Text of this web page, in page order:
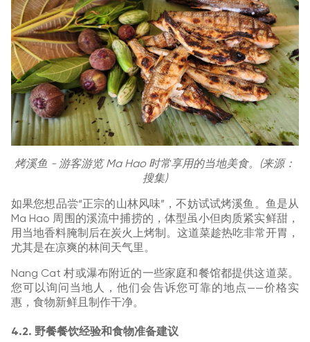
烤溪鱼 - 游客游览 Ma Hao 时常享用的当地美食。(来源：
搜集)
如果您想品尝“正宗的山林风味”，不妨试试烤溪鱼。鱼是从
Ma Hao 周围的溪流中捕捞的，体型虽小但肉质紧实鲜甜，
用当地香料腌制后在炭火上烤制。这道菜趁热吃非常开胃，
尤其是在凉爽的林间天气里。
Nang Cat 村或瀑布附近的一些家庭和餐馆都提供这道菜。
您可以询问当地人，他们会告诉您可靠的地点——价格实
惠，食物新鲜且制作干净。
4.2. 野餐餐饮经验和食物准备建议